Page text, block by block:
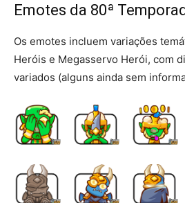
Emotes da 80ª
Os emotes incluem variações
Heróis e Megasservo Herói, com
variados (alguns ainda sem